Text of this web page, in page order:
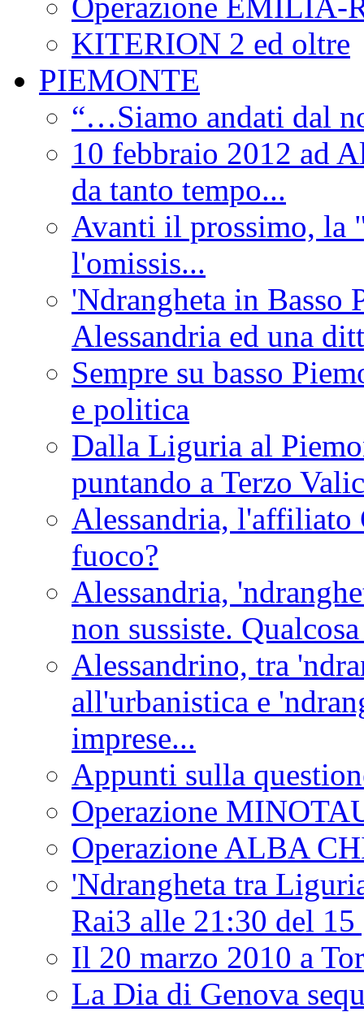
KITERION 2 ed oltre
PIEMONTE
“…Siamo andati dal
10 febbraio 2012 ad
da tanto tempo...
Avanti il prossimo, la
l'omissis...
'Ndrangheta in Basso
Alessandria ed una
Sempre su basso
e politica
Dalla Liguria al
puntando a Terzo
Alessandria, l'affiliato
fuoco?
Alessandria,
non sussiste.
Alessandrino, tra
all'urbanistica e
imprese...
Appunti sulla
Operazione
Operazione ALBA
'Ndrangheta tra
Rai3 alle 21:30 del
Il 20 marzo 2010 a
La Dia di Genova